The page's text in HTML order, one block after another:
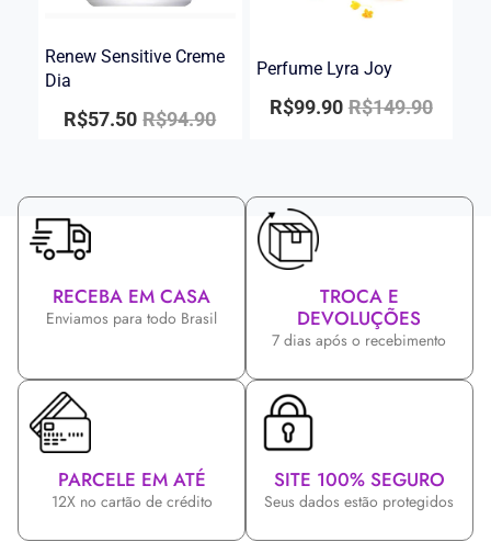
Renew Sensitive Creme
Dia
R$94.90
R$57.50
Perfume Lyra Joy
R$149.90
R$99.90
RECEBA EM CASA
Enviamos para todo Brasil
TROCA E
DEVOLUÇÕES
7 dias após o recebimento
PARCELE EM ATÉ
12X no cartão de crédito
SITE 100% SEGURO
Seus dados estão protegidos